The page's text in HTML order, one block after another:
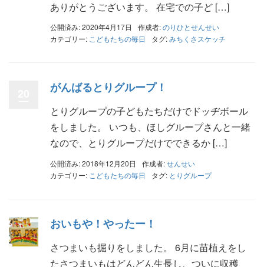
ありがとうございます。 在宅での子ど […]
公開済み: 2020年4月17日 作成者:のりひとせんせい
カテゴリー: こどもたちの毎日 タグ:みちくさスケッチ
がんばるとりグループ！
とりグループの子どもたちだけでドッヂボール
をしました。 いつも、ほしグループさんと一緒
なので、とりグループだけでできるか […]
公開済み: 2018年12月20日 作成者:せんせい
カテゴリー: こどもたちの毎日 タグ: とりグループ
おいもや！やったー！
さつまいも掘りをしました。 6月に苗植えをし
たさつまいもはどんどん生長し、ついに収穫